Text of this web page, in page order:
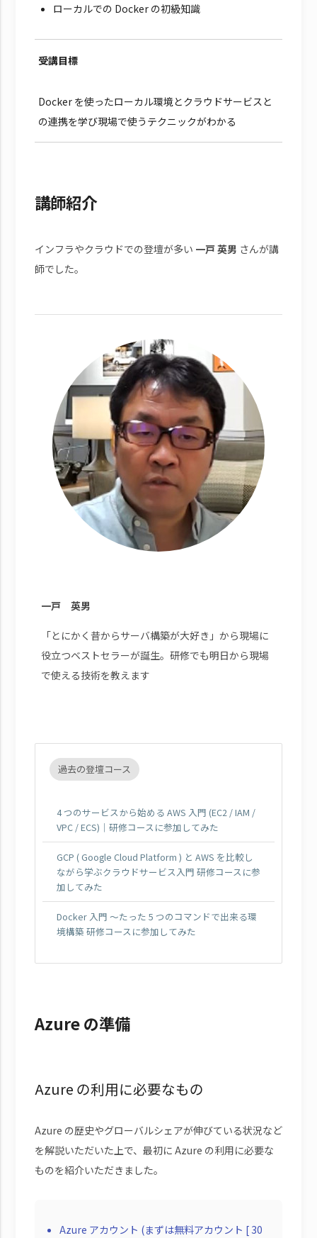
ローカルでの Docker の初級知識
受講目標
Docker を使ったローカル環境とクラウドサービスと
の連携を学び現場で使うテクニックがわかる
講師紹介
インフラやクラウドでの登壇が多い 一戸 英男 さんが講
師でした。
一戸 英男
「とにかく昔からサーバ構築が大好き」から現場に
役立つベストセラーが誕生。研修でも明日から現場
で使える技術を教えます
過去の登壇コース
4 つのサービスから始める AWS 入門 (EC2 / IAM /
VPC / ECS)｜研修コースに参加してみた
GCP ( Google Cloud Platform ) と AWS を比較し
ながら学ぶクラウドサービス入門 研修コースに参
加してみた
Docker 入門 ～たった 5 つのコマンドで出来る環
境構築 研修コースに参加してみた
Azure の準備
Azure の利用に必要なもの
Azure の歴史やグローバルシェアが伸びている状況など
を解説いただいた上で、最初に Azure の利用に必要な
ものを紹介いただきました。
Azure アカウント (まずは無料アカウント [ 30